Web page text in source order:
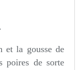
et la gousse de
poires de sorte